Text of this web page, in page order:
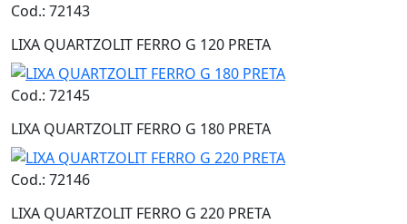
Cod.: 72143
LIXA QUARTZOLIT FERRO G 120 PRETA
Cod.: 72145
LIXA QUARTZOLIT FERRO G 180 PRETA
Cod.: 72146
LIXA QUARTZOLIT FERRO G 220 PRETA